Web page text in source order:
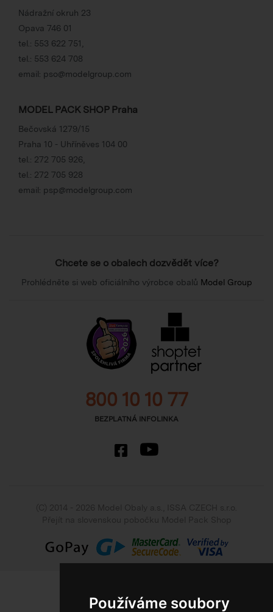
Používáme soubory
Nádražní okruh 23
Opava 746 01
tel.: 553 622 751
tel.: 553 624 708
email: pso@modelgroup.com
MODEL PACK SHOP Praha
Bečovská 1279/15
Praha 10 - Uhříněves 104 00
tel.: 272 705 926
tel.: 272 705 928
email: psp@modelgroup.com
Chcete se o obalech dozvědět více?
Prohlédněte si web oficiálního výrobce obalů Model Group
800 10 10 77
BEZPLATNÁ INFOLINKA